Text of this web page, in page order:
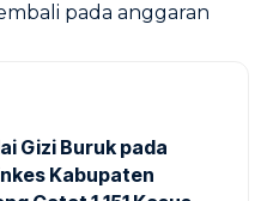
pada anggaran
Gizi Buruk pada
Kabupaten